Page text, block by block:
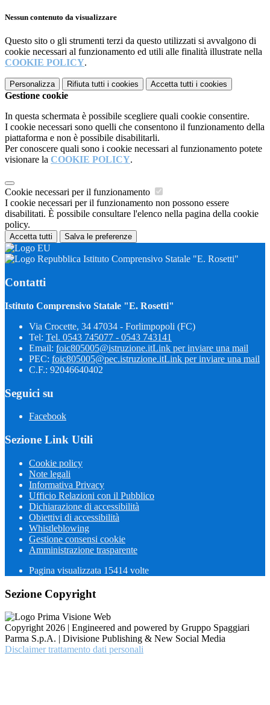
Nessun contenuto da visualizzare
Questo sito o gli strumenti terzi da questo utilizzati si avvalgono di
cookie necessari al funzionamento ed utili alle finalità illustrate nella
COOKIE POLICY.
Personalizza Rifiuta tutti i cookies Accetta tutti i cookies
Gestione cookie
In questa schermata è possibile scegliere quali cookie consentire.
I cookie necessari sono quelli che consentono il funzionamento della
piattaforma e non è possibile disabilitarli.
Per conoscere quali sono i cookie necessari al funzionamento potete
visionare la COOKIE POLICY.
Cookie necessari per il funzionamento
I cookie necessari per il funzionamento non possono essere
disabilitati. È possibile consultare l'elenco nella pagina della cookie
policy.
Accetta tutti Salva le preferenze
Istituto Comprensivo Statale "E. Rosetti"
Contatti
Istituto Comprensivo Statale "E. Rosetti"
Via Crocette, 34 47034 - Forlimpopoli (FC)
Tel: Tel. 0543 745077 - 0543 743141
Email: foic805005@istruzione.itLink per inviare una mail
PEC: foic805005@pec.istruzione.itLink per inviare una mail
C.F.: 92046640402
Seguici su
Facebook
Sezione Link Utili
Cookie policy
Note legali
Informativa Privacy
Ufficio Relazioni con il Pubblico
Dichiarazione di accessibilità
Obiettivi di accessibilità
Whistleblowing
Gestione consensi cookie
Amministrazione trasparente
Pagina visualizzata 15414 volte
Sezione Copyright
Copyright 2026 | Engineered and powered by Gruppo Spaggiari
Parma S.p.A. | Divisione Publishing & New Social Media
Disclaimer trattamento dati personali